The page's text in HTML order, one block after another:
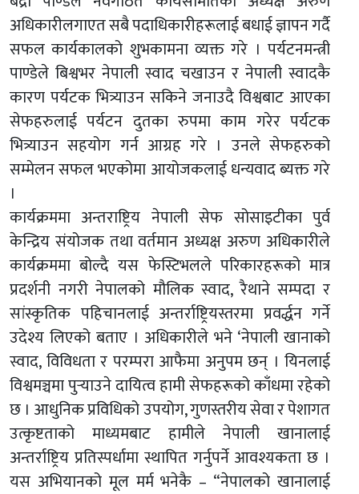
अधिकारीलगाएत सबै पदाधिकारीहरूलाई बधाई ज्ञापन गर्दै
सफल कार्यकालको शुभकामना व्यक्त गरे । पर्यटनमन्त्री
पाण्डेले बिश्वभर नेपाली स्वाद चखाउन र नेपाली स्वादकै
कारण पर्यटक भित्र्याउन सकिने जनाउदै विश्वबाट आएका
सेफहरुलाई पर्यटन दुतका रुपमा काम गरेर पर्यटक
भित्र्याउन सहयोग गर्न आग्रह गरे । उनले सेफहरुको
सम्मेलन सफल भएकोमा आयोजकलाई धन्यवाद ब्यक्त गरे
।
कार्यक्रममा अन्तराष्ट्रिय नेपाली सेफ सोसाइटीका पुर्व
केन्द्रिय संयोजक तथा वर्तमान अध्यक्ष अरुण अधिकारीले
कार्यक्रममा बोल्दै यस फेस्टिभलले परिकारहरूको मात्र
प्रदर्शनी नगरी नेपालको मौलिक स्वाद, रैथाने सम्पदा र
सांस्कृतिक पहिचानलाई अन्तर्राष्ट्रियस्तरमा प्रवर्द्धन गर्ने
उदेश्य लिएको बताए । अधिकारीले भने ‘नेपाली खानाको
स्वाद, विविधता र परम्परा आफैमा अनुपम छन् । यिनलाई
विश्वमञ्चमा पुर्‍याउने दायित्व हामी सेफहरूको काँधमा रहेको
छ । आधुनिक प्रविधिको उपयोग, गुणस्तरीय सेवा र पेशागत
उत्कृष्टताको माध्यमबाट हामीले नेपाली खानालाई
अन्तर्राष्ट्रिय प्रतिस्पर्धामा स्थापित गर्नुपर्ने आवश्यकता छ ।
यस अभियानको मूल मर्म भनेकै – “नेपालको खानालाई